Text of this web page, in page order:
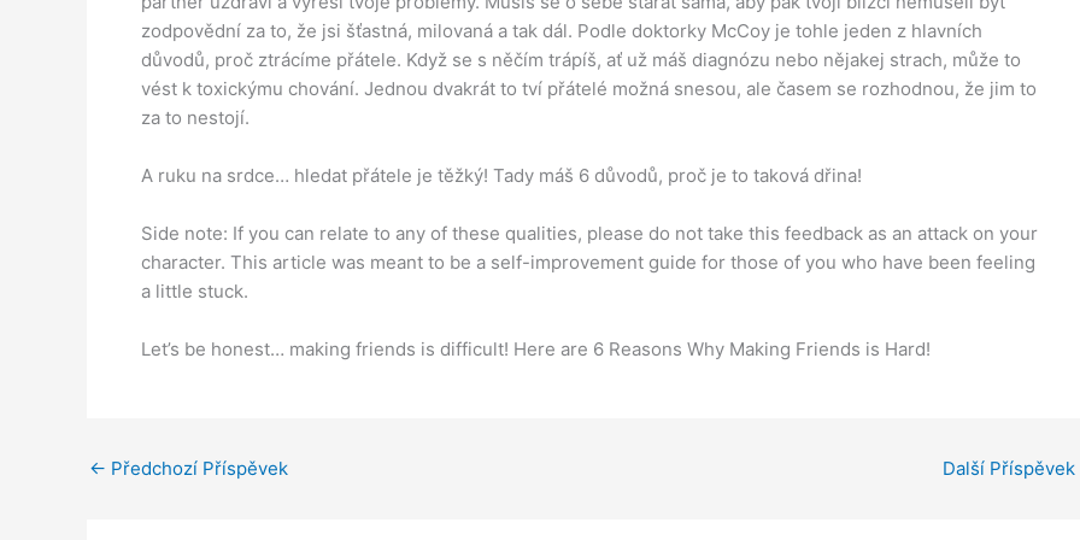
zodpovědní za to, že jsi šťastná, milovaná a tak dál. Podle doktorky McCoy je tohle jeden z hlavních
důvodů, proč ztrácíme přátele. Když se s něčím trápíš, ať už máš diagnózu nebo nějakej strach, může to
vést k toxickýmu chování. Jednou dvakrát to tví přátelé možná snesou, ale časem se rozhodnou, že jim to
za to nestojí.
A ruku na srdce… hledat přátele je těžký! Tady máš 6 důvodů, proč je to taková dřina!
Side note: If you can relate to any of these qualities, please do not take this feedback as an attack on your
character. This article was meant to be a self-improvement guide for those of you who have been feeling
a little stuck.
Let’s be honest… making friends is difficult! Here are 6 Reasons Why Making Friends is Hard!
← Předchozí Příspěvek Další Příspěvek